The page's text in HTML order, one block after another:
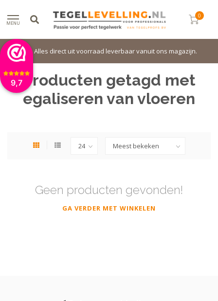
9,7
MENU
0
Alles direct uit voorraad leverbaar vanuit ons magazijn.
Producten getagd met
egaliseren van vloeren
Geen producten gevonden!
GA VERDER MET WINKELEN